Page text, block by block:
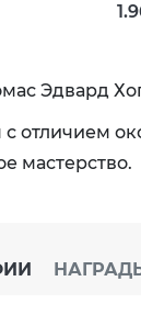
Эдвард
с отличием
мастерство.